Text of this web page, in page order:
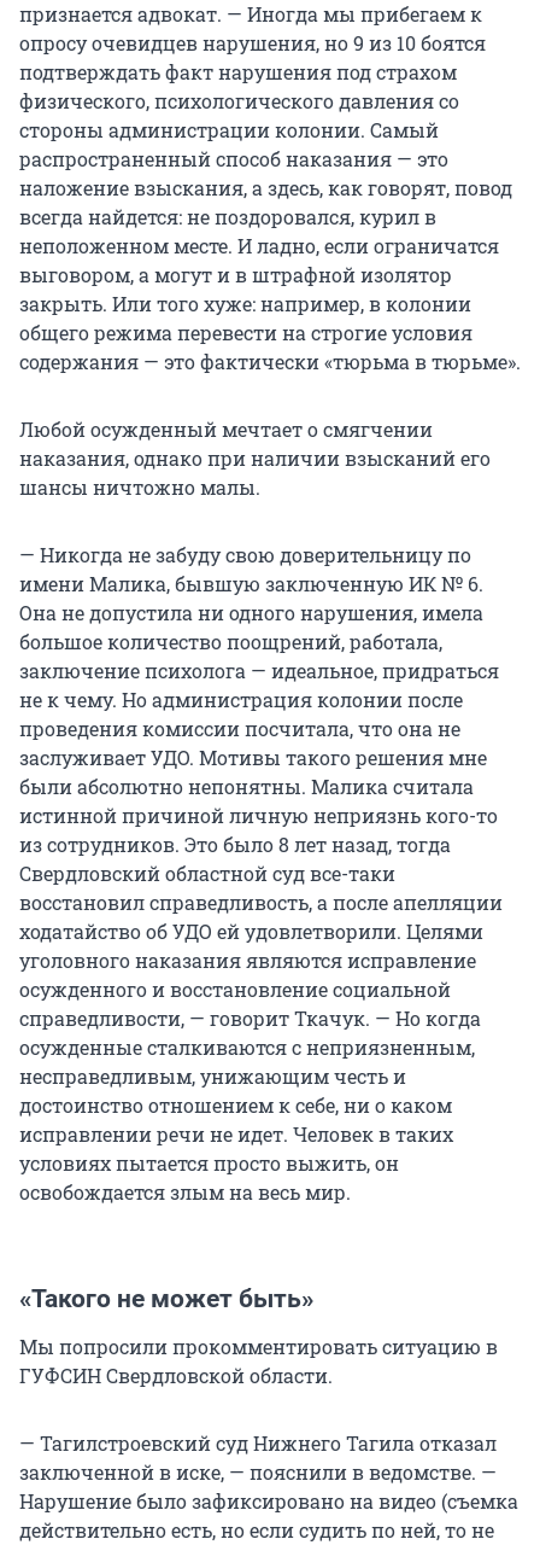
признается адвокат. — Иногда мы прибегаем к
опросу очевидцев нарушения, но 9 из 10 боятся
подтверждать факт нарушения под страхом
физического, психологического давления со
стороны администрации колонии. Самый
распространенный способ наказания — это
наложение взыскания, а здесь, как говорят, повод
всегда найдется: не поздоровался, курил в
неположенном месте. И ладно, если ограничатся
выговором, а могут и в штрафной изолятор
закрыть. Или того хуже: например, в колонии
общего режима перевести на строгие условия
содержания — это фактически «тюрьма в тюрьме».
Любой осужденный мечтает о смягчении
наказания, однако при наличии взысканий его
шансы ничтожно малы.
— Никогда не забуду свою доверительницу по
имени Малика, бывшую заключенную ИК № 6.
Она не допустила ни одного нарушения, имела
большое количество поощрений, работала,
заключение психолога — идеальное, придраться
не к чему. Но администрация колонии после
проведения комиссии посчитала, что она не
заслуживает УДО. Мотивы такого решения мне
были абсолютно непонятны. Малика считала
истинной причиной личную неприязнь кого-то
из сотрудников. Это было 8 лет назад, тогда
Свердловский областной суд все-таки
восстановил справедливость, а после апелляции
ходатайство об УДО ей удовлетворили. Целями
уголовного наказания являются исправление
осужденного и восстановление социальной
справедливости, — говорит Ткачук. — Но когда
осужденные сталкиваются с неприязненным,
несправедливым, унижающим честь и
достоинство отношением к себе, ни о каком
исправлении речи не идет. Человек в таких
условиях пытается просто выжить, он
освобождается злым на весь мир.
«Такого не может быть»
Мы попросили прокомментировать ситуацию в
ГУФСИН Свердловской области.
— Тагилстроевский суд Нижнего Тагила отказал
заключенной в иске, — пояснили в ведомстве. —
Нарушение было зафиксировано на видео (съемка
действительно есть, но если судить по ней, то не